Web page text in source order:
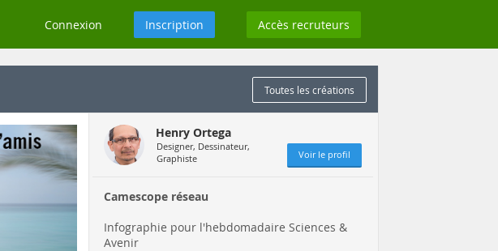
Connexion Inscription Accès recruteurs
Toutes les créations
Henry Ortega
Designer, Dessinateur,
Graphiste
Voir le profil
Camescope réseau
Infographie pour l'hebdomadaire Sciences &
Avenir